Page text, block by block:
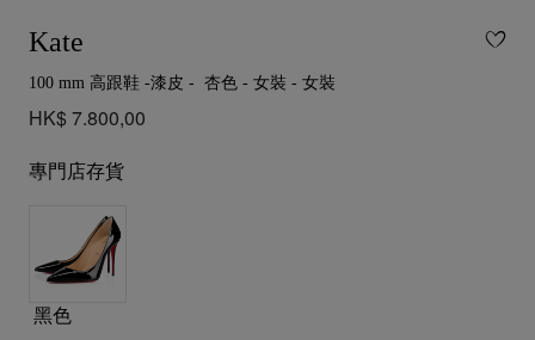
Kate
100 mm 高跟鞋 -漆皮 - 杏色 - 女裝 - 女裝
HK$ 7.800,00
專門店存貨
黑色